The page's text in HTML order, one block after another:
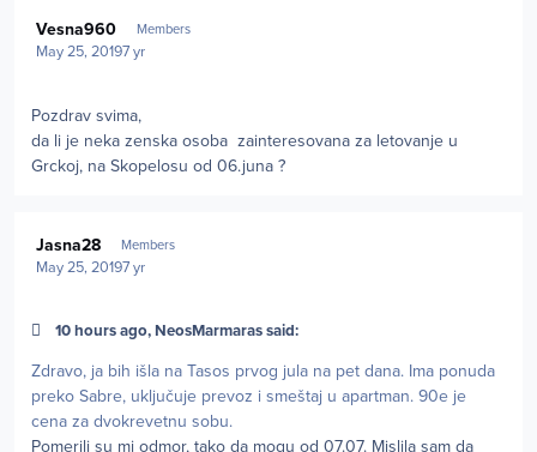
Vesna960 Members
May 25, 20197 yr
Pozdrav svima,
da li je neka zenska osoba zainteresovana za letovanje u
Grckoj, na Skopelosu od 06.juna ?
Jasna28 Members
May 25, 20197 yr
10 hours ago, NeosMarmaras said:
Zdravo, ja bih išla na Tasos prvog jula na pet dana. Ima ponuda
preko Sabre, uključuje prevoz i smeštaj u apartman. 90e je
cena za dvokrevetnu sobu.
Pomerili su mi odmor, tako da mogu od 07.07. Mislila sam da